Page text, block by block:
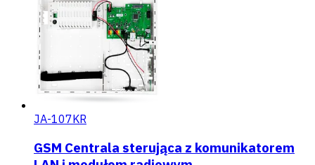
JA-107KR
GSM Centrala sterująca z komunikatorem